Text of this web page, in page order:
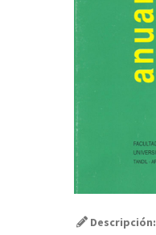
Descripción: